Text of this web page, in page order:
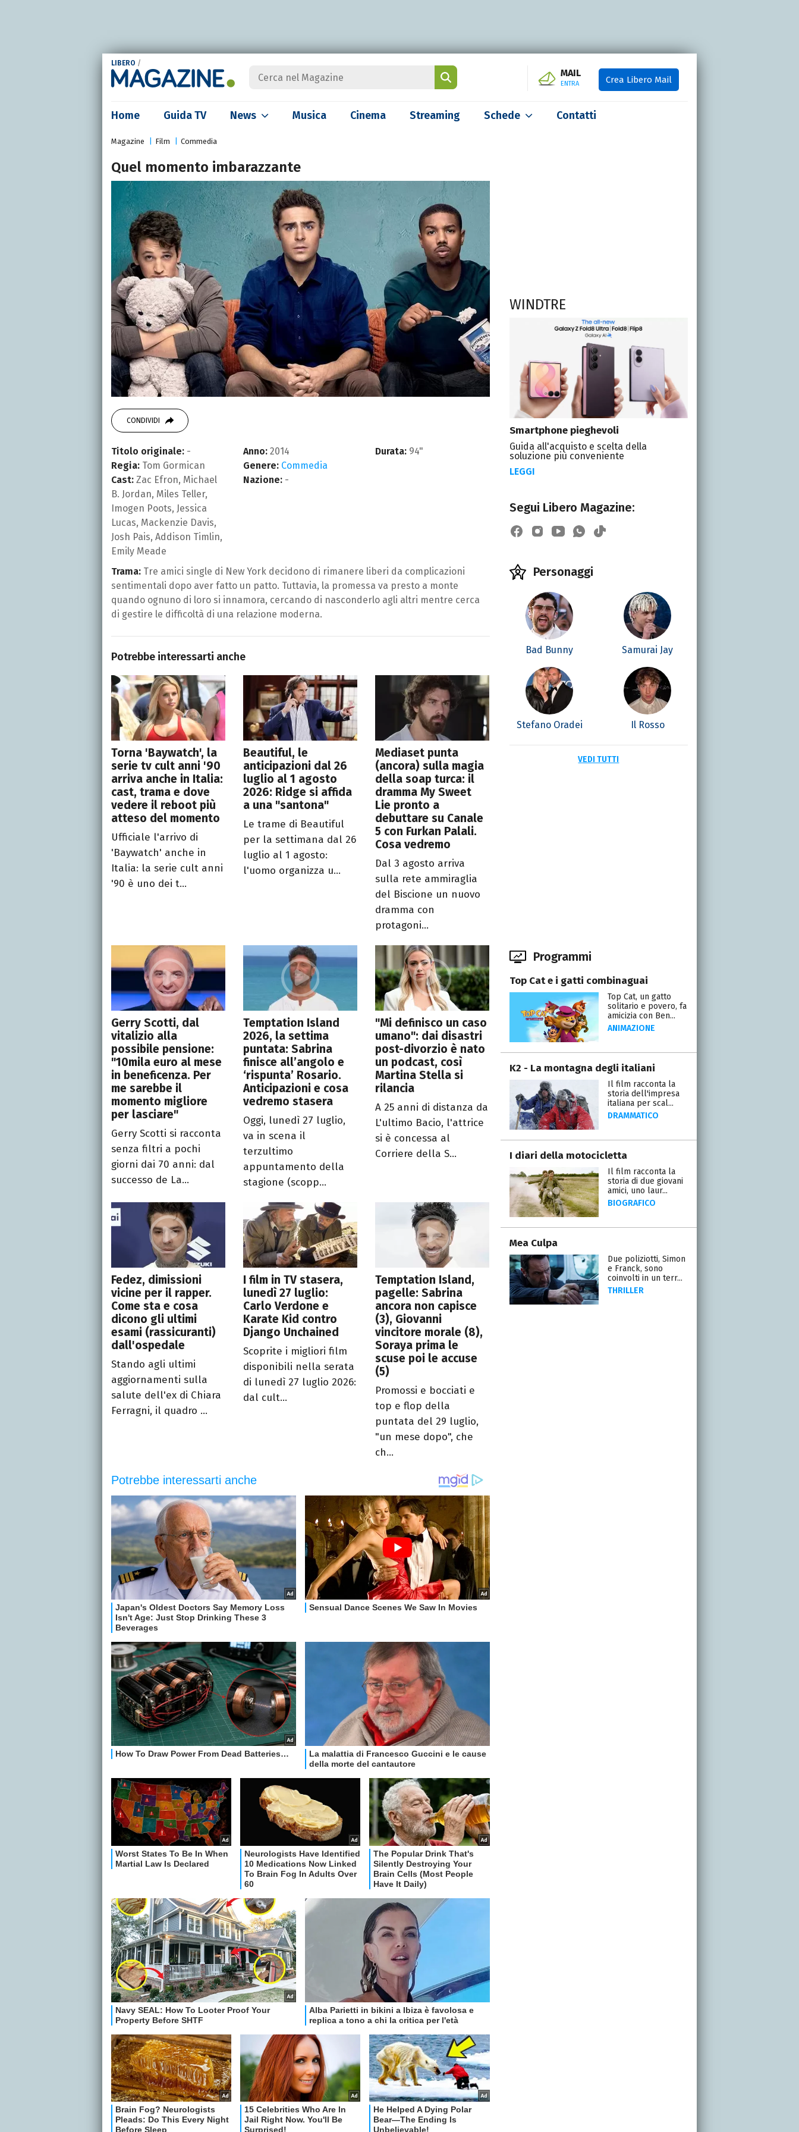
LIBERO /
MAIL
ENTRA Crea Libero Mail
Home Guida TV News Musica Cinema Streaming Schede Contatti
Magazine Film Commedia
Quel momento imbarazzante
CONDIVIDI
Titolo originale: -
Regia: Tom Gormican
Cast: Zac Efron, Michael
B. Jordan, Miles Teller,
Imogen Poots, Jessica
Lucas, Mackenzie Davis,
Josh Pais, Addison Timlin,
Emily Meade
Anno: 2014
Genere: Commedia
Nazione: -
Durata: 94"
Trama: Tre amici single di New York decidono di rimanere liberi da complicazioni
sentimentali dopo aver fatto un patto. Tuttavia, la promessa va presto a monte
quando ognuno di loro si innamora, cercando di nasconderlo agli altri mentre cerca
di gestire le difficoltà di una relazione moderna.
Potrebbe interessarti anche
Torna 'Baywatch', la
serie tv cult anni '90
arriva anche in Italia:
cast, trama e dove
vedere il reboot più
atteso del momento
Ufficiale l'arrivo di
'Baywatch' anche in
Italia: la serie cult anni
'90 è uno dei t...
Beautiful, le
anticipazioni dal 26
luglio al 1 agosto
2026: Ridge si affida
a una "santona"
Le trame di Beautiful
per la settimana dal 26
luglio al 1 agosto:
l'uomo organizza u...
Mediaset punta
(ancora) sulla magia
della soap turca: il
dramma My Sweet
Lie pronto a
debuttare su Canale
5 con Furkan Palali.
Cosa vedremo
Dal 3 agosto arriva
sulla rete ammiraglia
del Biscione un nuovo
dramma con
protagoni...
Gerry Scotti, dal
vitalizio alla
possibile pensione:
"10mila euro al mese
in beneficenza. Per
me sarebbe il
momento migliore
per lasciare"
Gerry Scotti si racconta
senza filtri a pochi
giorni dai 70 anni: dal
successo de La...
Temptation Island
2026, la settima
puntata: Sabrina
finisce all’angolo e
‘rispunta’ Rosario.
Anticipazioni e cosa
vedremo stasera
Oggi, lunedì 27 luglio,
va in scena il
terzultimo
appuntamento della
stagione (scopp...
"Mi definisco un caso
umano": dai disastri
post-divorzio è nato
un podcast, così
Martina Stella si
rilancia
A 25 anni di distanza da
L'ultimo Bacio, l'attrice
si è concessa al
Corriere della S...
Fedez, dimissioni
vicine per il rapper.
Come sta e cosa
dicono gli ultimi
esami (rassicuranti)
dall'ospedale
Stando agli ultimi
aggiornamenti sulla
salute dell'ex di Chiara
Ferragni, il quadro ...
I film in TV stasera,
lunedì 27 luglio:
Carlo Verdone e
Karate Kid contro
Django Unchained
Scoprite i migliori film
disponibili nella serata
di lunedì 27 luglio 2026:
dal cult...
Temptation Island,
pagelle: Sabrina
ancora non capisce
(3), Giovanni
vincitore morale (8),
Soraya prima le
scuse poi le accuse
(5)
Promossi e bocciati e
top e flop della
puntata del 29 luglio,
"un mese dopo", che
ch...
WINDTRE
Smartphone pieghevoli
Guida all'acquisto e scelta della
soluzione più conveniente
LEGGI
Segui Libero Magazine:
Personaggi
Bad Bunny Samurai Jay
Stefano Oradei Il Rosso
VEDI TUTTI
Programmi
Top Cat e i gatti combinaguai
Top Cat, un gatto
solitario e povero, fa
amicizia con Ben...
ANIMAZIONE
K2 - La montagna degli italiani
Il film racconta la
storia dell'impresa
italiana per scal...
DRAMMATICO
I diari della motocicletta
Il film racconta la
storia di due giovani
amici, uno laur...
BIOGRAFICO
Mea Culpa
Due poliziotti, Simon
e Franck, sono
coinvolti in un terr...
THRILLER